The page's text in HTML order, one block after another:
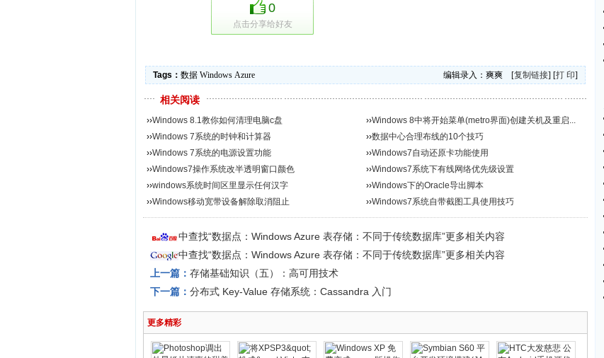
0
点击分享给好友
Tags： 数据 Windows Azure 编辑录入：爽爽 [复制链接] [打 印]
相关阅读
››Windows 8.1教你如何清理电脑c盘 ››Windows 8中将开始菜单(metro界面)创建关机及重启...
››Windows 7系统的时钟和计算器 ››数据中心合理布线的10个技巧
››Windows 7系统的电源设置功能 ››Windows7自动还原卡功能使用
››Windows7操作系统改半透明窗口颜色 ››Windows7系统下有线网络优先级设置
››windows系统时间区里显示任何汉字 ››Windows下的Oracle导出脚本
››Windows移动宽带设备解除取消阻止 ››Windows7系统自带截图工具使用技巧
中查找“数据点：Windows Azure 表存储：不同于传统数据库”更多相关内容
中查找“数据点：Windows Azure 表存储：不同于传统数据库”更多相关内容
上一篇： 存储基础知识（五）：高可用技术
下一篇： 分布式 Key-Value 存储系统：Cassandra 入门
更多精彩